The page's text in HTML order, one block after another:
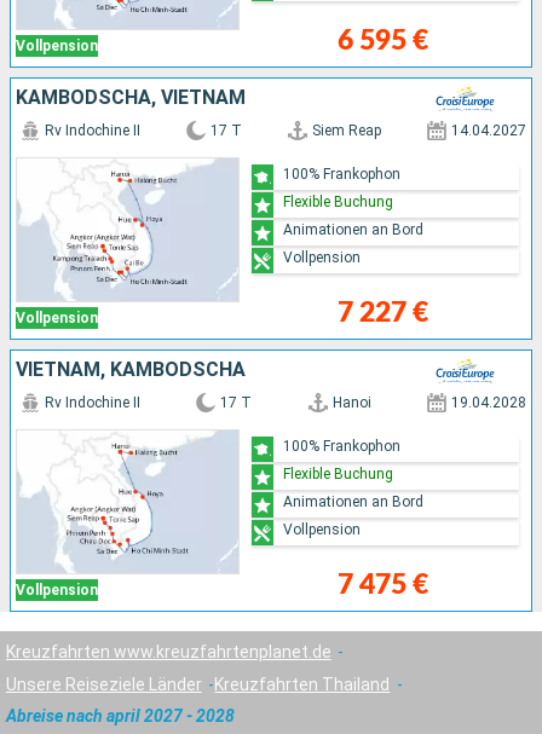
Vollpension 6 595 €
KAMBODSCHA, VIETNAM
Vollpension
Rv Indochine II 17 T Siem Reap 14.04.2027
7 227 €
100% Frankophon
Flexible Buchung
Animationen an Bord
Vollpension
VIETNAM, KAMBODSCHA
Vollpension
Rv Indochine II 17 T Hanoi 19.04.2028
7 475 €
100% Frankophon
Flexible Buchung
Animationen an Bord
Vollpension
Kreuzfahrten www.kreuzfahrtenplanet.de
Unsere Reiseziele Länder
Kreuzfahrten Thailand
Abreise nach april 2027 - 2028